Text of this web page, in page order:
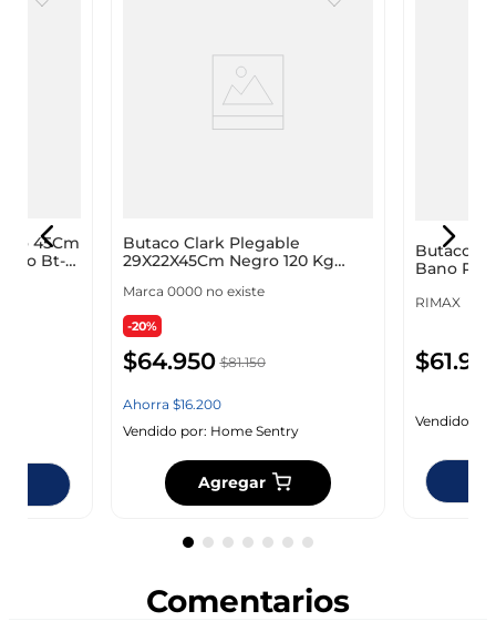
45Cm
Bt-
Butaco Clark Plegable
29X22X45Cm Negro 120 Kg
Marca 0000 no existe
-20%
$64.950 $81.150
Ahorra $16.200
Vendido por: Home Sentry
Agregar
Butaco
Bano
RIMAX
$61.
Vendido
Comentarios